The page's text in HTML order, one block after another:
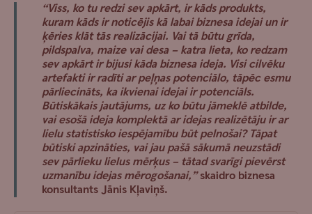
“Viss, ko tu redzi sev apkārt, ir kāds produkts,
kuram kāds ir noticējis kā labai biznesa idejai un ir
ķēries klāt tās realizācijai. Vai tā būtu grīda,
pildspalva, maize vai desa – katra lieta, ko redzam
sev apkārt ir bijusi kāda biznesa ideja. Visi cilvēku
artefakti ir radīti ar peļņas potenciālo, tāpēc esmu
pārliecināts, ka ikvienai idejai ir potenciāls.
Būtiskākais jautājums, uz ko būtu jāmeklē atbilde,
vai esošā ideja komplektā ar idejas realizētāju ir ar
lielu statistisko iespējamību būt pelnošai? Tāpat
būtiski apzināties, vai jau pašā sākumā neuzstādi
sev pārlieku lielus mērķus – tātad svarīgi pievērst
uzmanību idejas mērogošanai,”skaidro biznesa
konsultantsJānis Kļaviņš.